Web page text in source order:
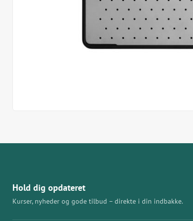
Hold dig opdateret
Kurser, nyheder og gode tilbud – direkte i din indbakke.